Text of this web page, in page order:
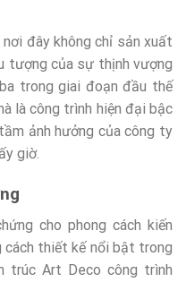
đây không chỉ sản xuất
tượng của sự thịnh vượng
trong giai đoạn đầu thế
là công trình hiện đại bậc
ảnh hưởng của công ty
giờ.
cho phong cách kiến
thiết kế nổi bật trong
trúc Art Deco công trình